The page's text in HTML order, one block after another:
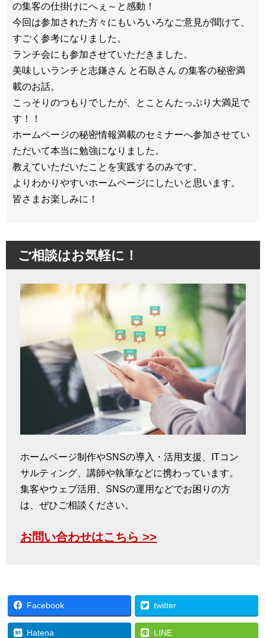
の集客の仕掛けにへぇ～と感動！
今回は参加された方々にもいろいろなご意見が聞けて、
すごく参考になりました。
ランチ会にも参加させていただきました。
美味しいランチと志鎌さん と石臥さん の集客の秘密満
載のお話。
こっそりのつもりでしたが、とことんたっぷり大満足で
す！！
ホームページの秘密情報満載のセミナーへ参加させてい
ただいて本当に勉強になりました。
教えていただいたことを実践するのみです。
よりわかりやすいホームページにしたいと思います。
皆さまお楽しみに！
ご相談はお気軽に！
ホームページ制作やSNSの導入・活用支援、ITコン
サルティング、講師や執筆などに携わっています。
集客やウェブ活用、SNSの運用などでお困りの方
は、ぜひご相談ください。
お問い合わせはこちら >>
Facebook twitter
Hatena LINE